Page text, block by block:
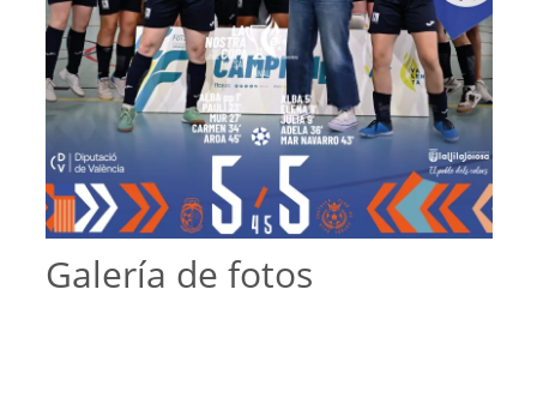
Galería de fotos